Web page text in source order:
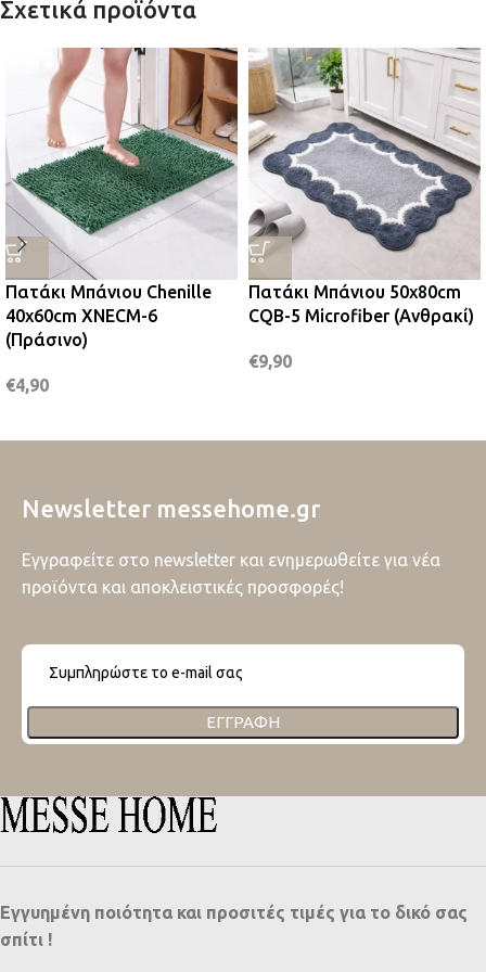
Σχετικά προϊόντα
Πατάκι Μπάνιου Chenille
40x60cm XNECM-6
(Πράσινο)
€4,90
Πατάκι Μπάνιου 50x80cm
CQB-5 Microfiber (Ανθρακί)
€9,90
Newsletter messehome.gr
Εγγραφείτε στο newsletter και ενημερωθείτε για νέα
προϊόντα και αποκλειστικές προσφορές!
ΕΓΓΡΑΦΉ
Εγγυημένη ποιότητα και προσιτές τιμές για το δικό σας
σπίτι !